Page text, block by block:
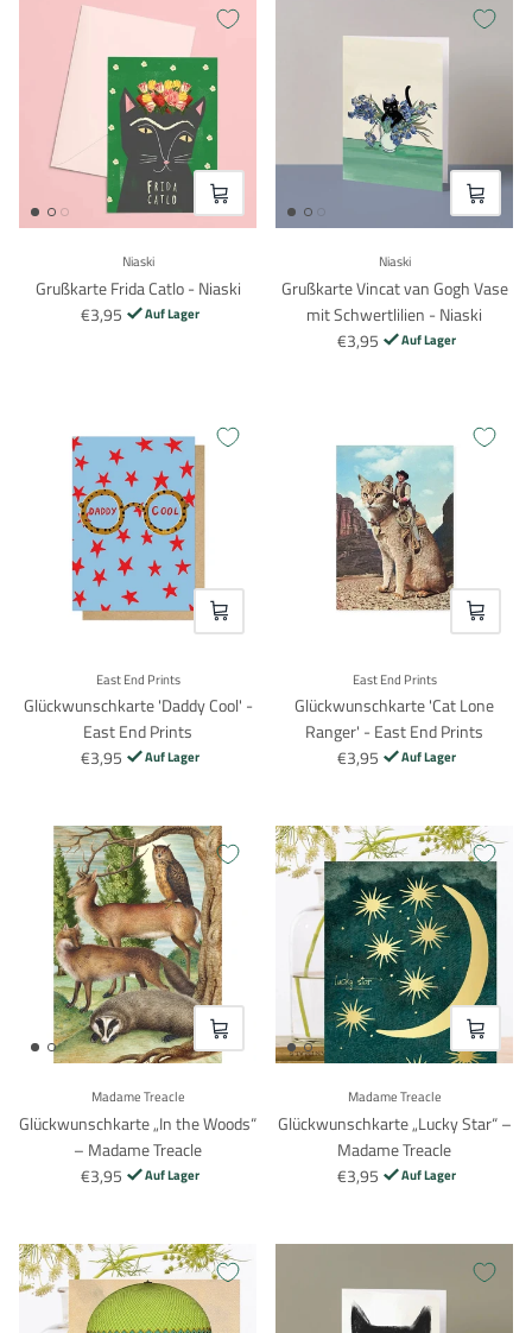
VOEG TOE
Niaski
Grußkarte Frida Catlo - Niaski
€3,95
Auf Lager
VOEG TOE
Niaski
Grußkarte Vincat van Gogh Vase
mit Schwertlilien - Niaski
€3,95
Auf Lager
VOEG TOE
East End Prints
Glückwunschkarte 'Daddy Cool' -
East End Prints
€3,95
Auf Lager
VOEG TOE
East End Prints
Glückwunschkarte 'Cat Lone
Ranger' - East End Prints
€3,95
Auf Lager
VOEG TOE
Madame Treacle
Glückwunschkarte „In the Woods“
– Madame Treacle
€3,95
Auf Lager
VOEG TOE
Madame Treacle
Glückwunschkarte „Lucky Star“ –
Madame Treacle
€3,95
Auf Lager